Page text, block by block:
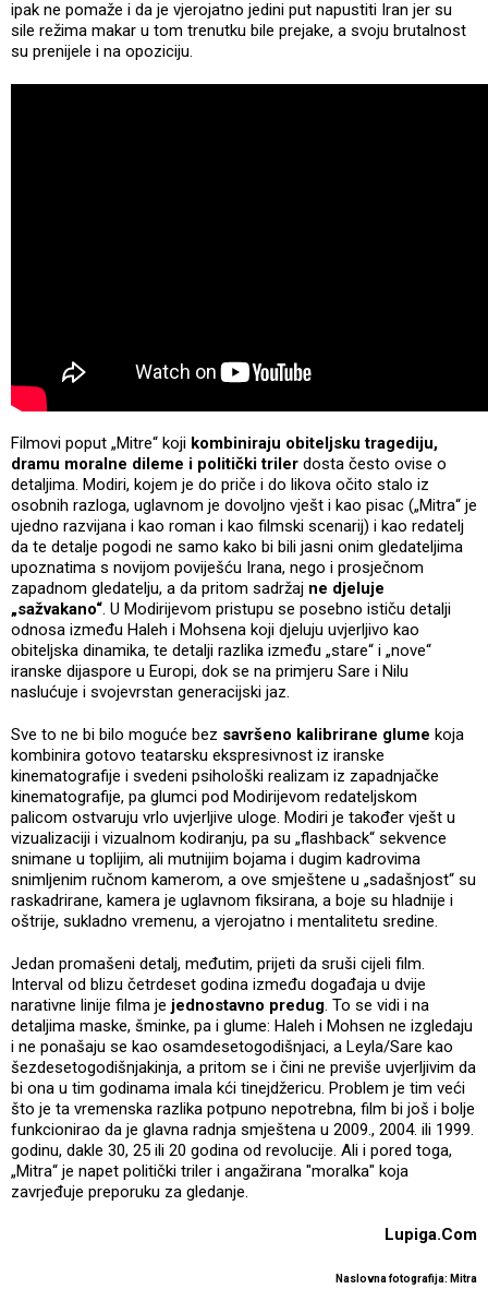
ipak ne pomaže i da je vjerojatno jedini put napustiti Iran jer su
sile režima makar u tom trenutku bile prejake, a svoju brutalnost
su prenijele i na opoziciju.
Filmovi poput „Mitre“ koji kombiniraju obiteljsku tragediju,
dramu moralne dileme i politički triler dosta često ovise o
detaljima. Modiri, kojem je do priče i do likova očito stalo iz
osobnih razloga, uglavnom je dovoljno vješt i kao pisac („Mitra“ je
ujedno razvijana i kao roman i kao filmski scenarij) i kao redatelj
da te detalje pogodi ne samo kako bi bili jasni onim gledateljima
upoznatima s novijom poviješću Irana, nego i prosječnom
zapadnom gledatelju, a da pritom sadržaj ne djeluje
„sažvakano“. U Modirijevom pristupu se posebno ističu detalji
odnosa između Haleh i Mohsena koji djeluju uvjerljivo kao
obiteljska dinamika, te detalji razlika između „stare“ i „nove“
iranske dijaspore u Europi, dok se na primjeru Sare i Nilu
naslućuje i svojevrstan generacijski jaz.
Sve to ne bi bilo moguće bez savršeno kalibrirane glume koja
kombinira gotovo teatarsku ekspresivnost iz iranske
kinematografije i svedeni psihološki realizam iz zapadnjačke
kinematografije, pa glumci pod Modirijevom redateljskom
palicom ostvaruju vrlo uvjerljive uloge. Modiri je također vješt u
vizualizaciji i vizualnom kodiranju, pa su „flashback“ sekvence
snimane u toplijim, ali mutnijim bojama i dugim kadrovima
snimljenim ručnom kamerom, a ove smještene u „sadašnjost“ su
raskadrirane, kamera je uglavnom fiksirana, a boje su hladnije i
oštrije, sukladno vremenu, a vjerojatno i mentalitetu sredine.
Jedan promašeni detalj, međutim, prijeti da sruši cijeli film.
Interval od blizu četrdeset godina između događaja u dvije
narativne linije filma je jednostavno predug. To se vidi i na
detaljima maske, šminke, pa i glume: Haleh i Mohsen ne izgledaju
i ne ponašaju se kao osamdesetogodišnjaci, a Leyla/Sare kao
šezdesetogodišnjakinja, a pritom se i čini ne previše uvjerljivim da
bi ona u tim godinama imala kći tinejdžericu. Problem je tim veći
što je ta vremenska razlika potpuno nepotrebna, film bi još i bolje
funkcionirao da je glavna radnja smještena u 2009., 2004. ili 1999.
godinu, dakle 30, 25 ili 20 godina od revolucije. Ali i pored toga,
„Mitra“ je napet politički triler i angažirana "moralka" koja
zavrjeđuje preporuku za gledanje.
Lupiga.Com
Naslovna fotografija: Mitra